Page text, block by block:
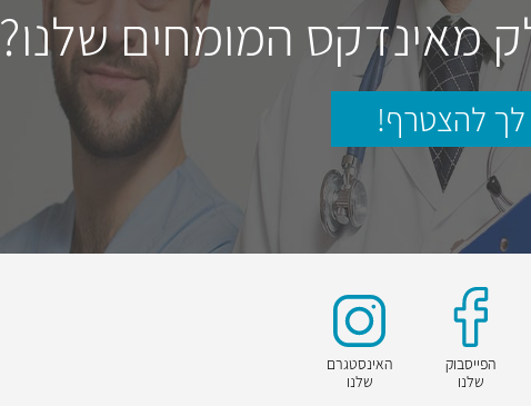
מאינדקס המומחים שלנו?
לך להצטרף!
הפייסבוק
שלנו
האינסטגרם
שלנו